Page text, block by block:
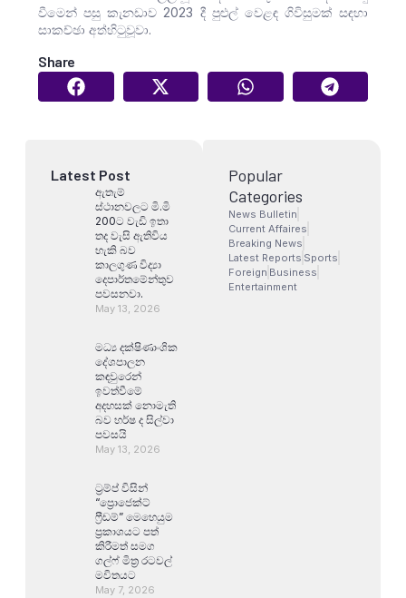
වීමෙන් පසු කැනඩාව 2023 දී පුළුල් වෙළඳ ගිවිසුමක් සඳහා
සාකච්ඡා අත්හිටුවූවා.
Share
Latest Post
ඇතැම්
ස්ථානවලට මි.මි
200ට වැඩි ඉතා
තද වැසි ඇතිවිය
හැකි බව
කාලගුණ විද්‍යා
දෙපාර්තමේන්තුව
පවසනවා.
May 13, 2026
මධ්‍ය දක්ෂිණාංශික
දේශපාලන
කඳවුරෙන්
ඉවත්වීමේ
අදහසක් නොමැති
බව හර්ෂ ද සිල්වා
පවසයි
May 13, 2026
ට්‍රම්ප් විසින්
“ප්‍රොජෙක්ට්
ෆ්‍රීඩම්” මෙහෙයුම
ප්‍රකාශයට පත්
කිරීමත් සමග
ගල්ෆ් මිත්‍ර රටවල්
මවිතයට
May 7, 2026
Popular
Categories
News Bulletin
Current Affaires
Breaking News
Latest Reports Sports
Foreign Business
Entertainment